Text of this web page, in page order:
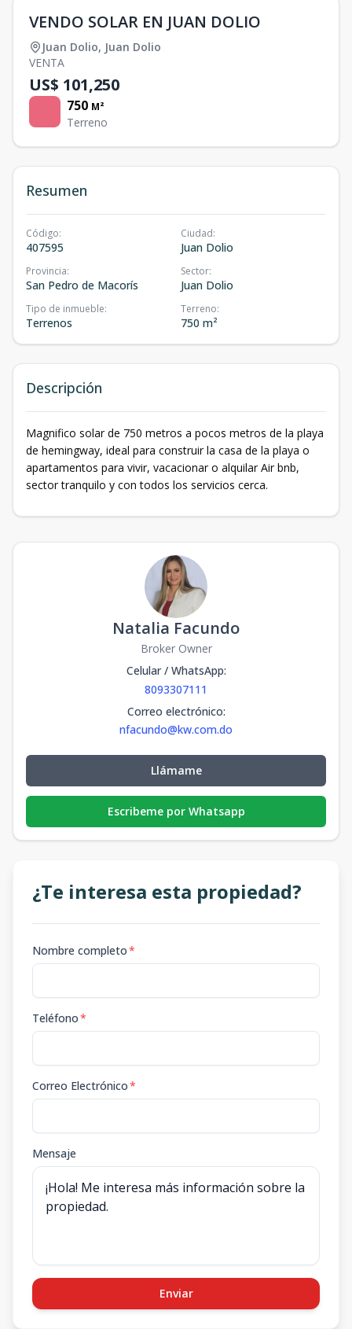
VENDO SOLAR EN JUAN DOLIO
Juan Dolio, Juan Dolio
VENTA
US$ 101,250
750 M²
Terreno
Resumen
Código:
407595
Ciudad:
Juan Dolio
Provincia:
San Pedro de Macorís
Sector:
Juan Dolio
Tipo de inmueble:
Terrenos
Terreno:
750 m²
Descripción
Magnifico solar de 750 metros a pocos metros de la playa
de hemingway, ideal para construir la casa de la playa o
apartamentos para vivir, vacacionar o alquilar Air bnb,
sector tranquilo y con todos los servicios cerca.
Natalia Facundo
Broker Owner
Celular / WhatsApp:
8093307111
Correo electrónico:
nfacundo@kw.com.do
Llámame
Escribeme por Whatsapp
¿Te interesa esta propiedad?
Nombre completo*
Teléfono*
Correo Electrónico*
Mensaje
Enviar